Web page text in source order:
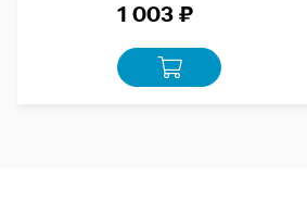
1 003 ₽